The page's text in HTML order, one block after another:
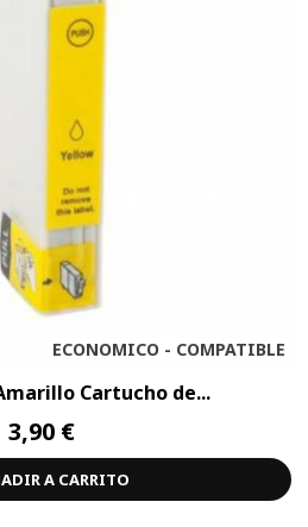
ECONOMICO - COMPATIBLE
Cartucho de...
3,90 €
A CARRITO